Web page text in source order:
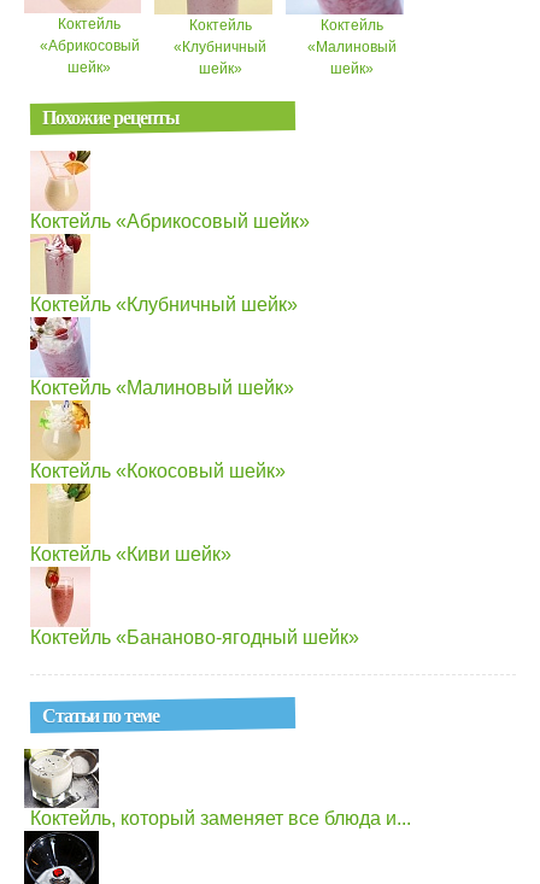
Коктейль
«Абрикосовый
шейк»
Коктейль
«Клубничный
шейк»
Коктейль
«Малиновый
шейк»
Похожие рецепты
Коктейль «Абрикосовый шейк»
Коктейль «Клубничный шейк»
Коктейль «Малиновый шейк»
Коктейль «Кокосовый шейк»
Коктейль «Киви шейк»
Коктейль «Бананово-ягодный шейк»
Статьи по теме
Коктейль, который заменяет все блюда и...